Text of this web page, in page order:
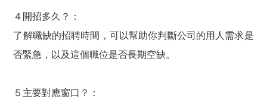
４開招多久？：
了解職缺的招聘時間，可以幫助你判斷公司的用人需求是
否緊急，以及這個職位是否長期空缺。
５主要對應窗口？：